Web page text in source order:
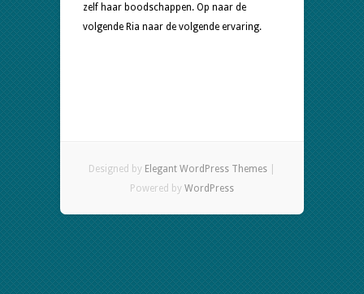
zelf haar boodschappen. Op naar de
volgende Ria naar de volgende ervaring.
Designed by Elegant WordPress Themes
Powered by WordPress